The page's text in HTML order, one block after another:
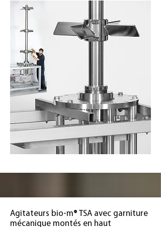
Agitateurs bio-m® TSA avec garniture
mécanique montés en haut